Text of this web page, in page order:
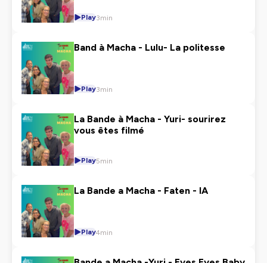
Play3min
Band à Macha - Lulu- La politesse
Play3min
La Bande à Macha - Yuri- sourirez
vous êtes filmé
Play5min
La Bande a Macha - Faten - IA
Play4min